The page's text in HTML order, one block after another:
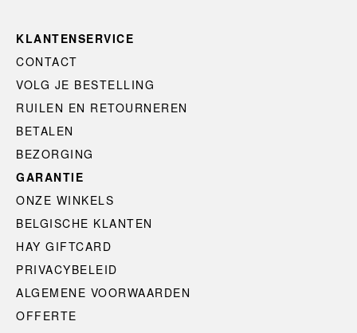
KLANTENSERVICE
CONTACT
VOLG JE BESTELLING
RUILEN EN RETOURNEREN
BETALEN
BEZORGING
GARANTIE
ONZE WINKELS
BELGISCHE KLANTEN
HAY GIFTCARD
PRIVACYBELEID
ALGEMENE VOORWAARDEN
OFFERTE